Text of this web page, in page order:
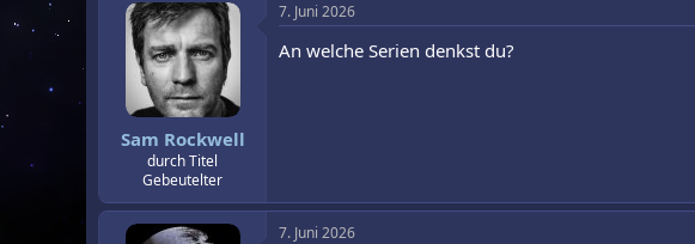
Sam Rockwell
durch Titel
Gebeutelter
7. Juni 2026
An welche Serien denkst du?
7. Juni 2026